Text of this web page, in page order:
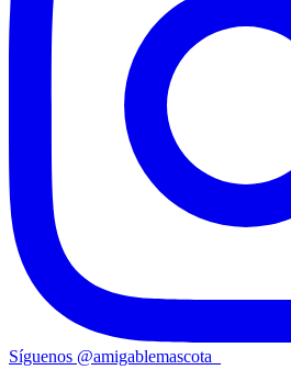
Síguenos @amigablemascota_